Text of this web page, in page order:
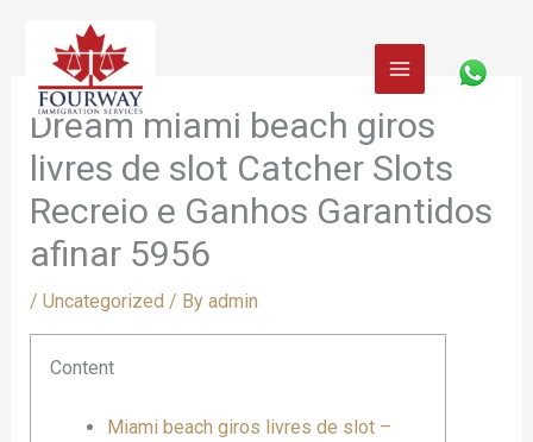
content
Dream miami beach giros
livres de slot Catcher Slots
Recreio e Ganhos Garantidos
afinar 5956
/ Uncategorized / By admin
Content
Miami beach giros livres de slot –